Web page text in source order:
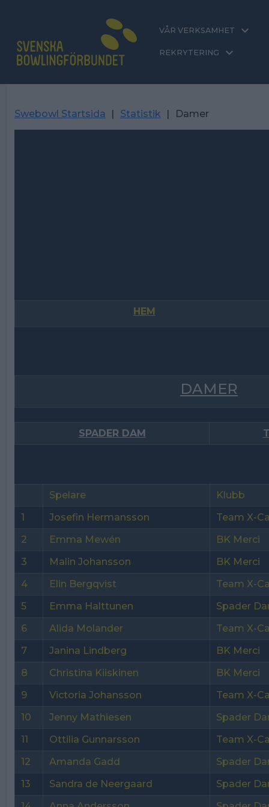
VÅR VERKSAMHET
REKRYTERING
Swebowl Startsida | Statistik | Damer
HEM
DAMER
SPADER DAM
Spelare Klubb
1
Josefin Hermansson Team X-
2
Emma Mewén BK Merci
3
Malin Johansson BK Merci
4
Elin Bergqvist Team X-
5
Emma Halttunen Spader
6
Alida Molander Team X-
7
Janina Lindberg BK Merci
8
Christina Kiiskinen BK Merci
9
Victoria Johansson Team X-
10
Jenny Mathiesen Spader
11
Ottilia Gunnarsson Team X-
12
Amanda Gadd Spader
13
Sandra de Neergaard Spader